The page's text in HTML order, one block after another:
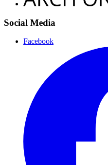
Social Media
Facebook